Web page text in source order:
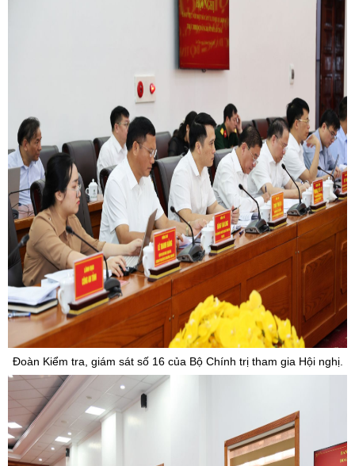
Đoàn Kiểm tra, giám sát số 16 của Bộ Chính trị tham gia Hội nghị.